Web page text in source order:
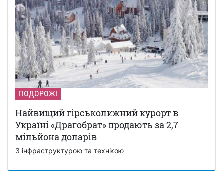
ПОДОРОЖІ
Найвищий гірськолижний курорт в
Україні «Драгобрат» продають за 2,7
мільйона доларів
З інфраструктурою та технікою